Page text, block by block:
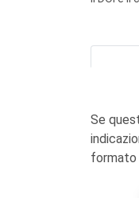
Se
formato